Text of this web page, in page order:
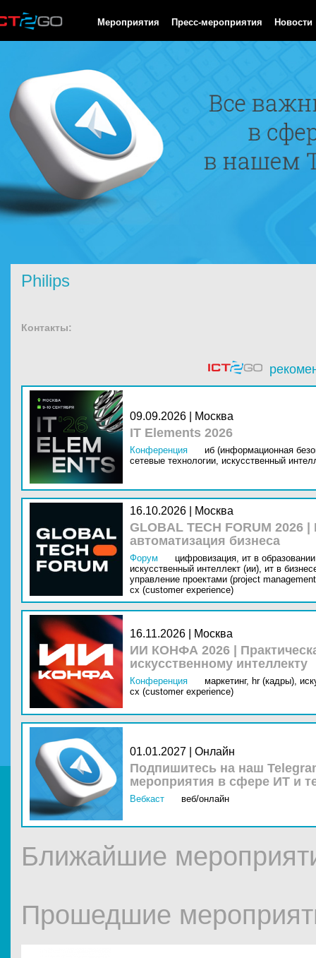
Мероприятия Пресс-мероприятия Новости
Philips
Контакты:
09.09.2026 | Москва
IT Elements 2026
Конференция
иб (информационная
сетевые технологии, искусственный
16.10.2026 | Москва
GLOBAL TECH FORUM
автоматизация бизнеса
Форум цифровизация, ит в
искусственный интеллект (ии), ит в
управление проектами (project
cx (customer experience)
16.11.2026 | Москва
ИИ КОНФА 2026 |
искусственному интеллекту
Конференция маркетинг, hr (кадры),
cx (customer experience)
01.01.2027 | Онлайн
Подпишитесь на наш
мероприятия в сфере ИТ и
Вебкаст веб/онлайн
Ближайшие
Прошедшие